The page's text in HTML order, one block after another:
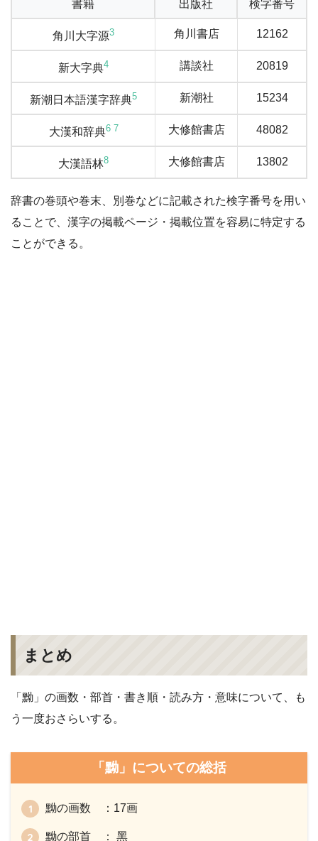
書籍 出版社 検字番号
角川大字源3 角川書店 12162
新大字典4 講談社 20819
新潮日本語漢字辞典5 新潮社 15234
大漢和辞典6 7 大修館書店 48082
大漢語林8 大修館書店 13802
辞書の巻頭や巻末、別巻などに記載された検字番号を用い
ることで、漢字の掲載ページ・掲載位置を容易に特定する
ことができる。
まとめ
「黝」の画数・部首・書き順・読み方・意味について、も
う一度おさらいする。
「黝」についての総括
黝の画数 ：17画
黝の部首 ： 黑